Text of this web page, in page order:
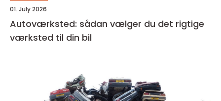
01. July 2026
Autoværksted: sådan vælger du det rigtige
værksted til din bil